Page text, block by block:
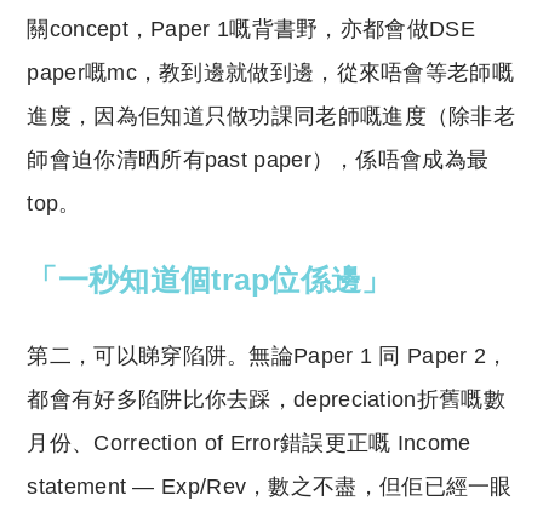
關concept，Paper 1嘅背書野，亦都會做DSE
paper嘅mc，教到邊就做到邊，從來唔會等老師嘅
進度，因為佢知道只做功課同老師嘅進度（除非老
師會迫你清晒所有past paper），係唔會成為最
top。
「一秒知道個trap位係邊」
第二，可以睇穿陷阱。無論Paper 1 同 Paper 2，
都會有好多陷阱比你去踩，depreciation折舊嘅數
月份、Correction of Error錯誤更正嘅 Income
statement — Exp/Rev，數之不盡，但佢已經一眼